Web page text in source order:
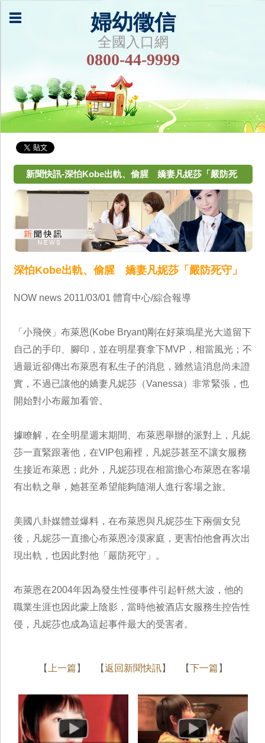
婦幼徵信
全國入口網
0800-44-9999
新聞快訊-深怕Kobe出軌、偷腥 嬌妻凡妮莎「嚴防死
守」
深怕Kobe出軌、偷腥 嬌妻凡妮莎「嚴防死守」
NOW news 2011/03/01 體育中心/綜合報導
「小飛俠」布萊恩(Kobe Bryant)剛在好萊塢星光大道留下
自己的手印、腳印，並在明星賽拿下MVP，相當風光；不
過最近卻傳出布萊恩有私生子的消息，雖然這消息尚未證
實，不過已讓他的嬌妻凡妮莎（Vanessa）非常緊張，也
開始對小布嚴加看管。
據瞭解，在全明星週末期間、布萊恩舉辦的派對上，凡妮
莎一直緊跟著他，在VIP包廂裡，凡妮莎甚至不讓女服務
生接近布萊恩；此外，凡妮莎現在相當擔心布萊恩在客場
有出軌之舉，她甚至希望能夠隨湖人進行客場之旅。
美國八卦媒體並爆料，在布萊恩與凡妮莎生下兩個女兒
後，凡妮莎一直擔心布萊恩冷漠家庭，更害怕他會再次出
現出軌，也因此對他「嚴防死守」。
布萊恩在2004年因為發生性侵事件引起軒然大波，他的
職業生涯也因此蒙上陰影，當時他被酒店女服務生控告性
侵，凡妮莎也成為這起事件最大的受害者。
【 上一篇 】 【返回新聞快訊】 【下一篇 】